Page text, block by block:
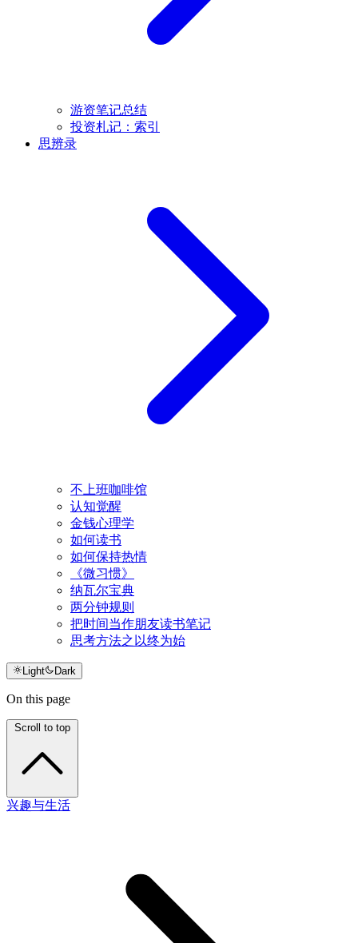
游资笔记总结
投资札记：索引
思辨录
不上班咖啡馆
认知觉醒
金钱心理学
如何读书
如何保持热情
《微习惯》
纳瓦尔宝典
两分钟规则
把时间当作朋友读书笔记
思考方法之以终为始
Light Dark
On this page
Scroll to top
兴趣与生活